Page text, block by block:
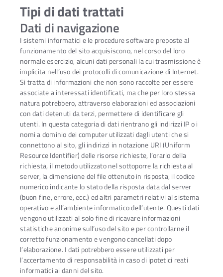
Tipi di dati trattati
Dati di navigazione
I sistemi informatici e le procedure software preposte al
funzionamento del sito acquisiscono, nel corso del loro
normale esercizio, alcuni dati personali la cui trasmissione è
implicita nell’uso dei protocolli di comunicazione di Internet.
Si tratta di informazioni che non sono raccolte per essere
associate a interessati identificati, ma che per loro stessa
natura potrebbero, attraverso elaborazioni ed associazioni
con dati detenuti da terzi, permettere di identificare gli
utenti. In questa categoria di dati rientrano gli indirizzi IP o i
nomi a dominio dei computer utilizzati dagli utenti che si
connettono al sito, gli indirizzi in notazione URI (Uniform
Resource Identifier) delle risorse richieste, l’orario della
richiesta, il metodo utilizzato nel sottoporre la richiesta al
server, la dimensione del file ottenuto in risposta, il codice
numerico indicante lo stato della risposta data dal server
(buon fine, errore, ecc.) ed altri parametri relativi al sistema
operativo e all’ambiente informatico dell’utente. Questi dati
vengono utilizzati al solo fine di ricavare informazioni
statistiche anonime sull’uso del sito e per controllarne il
corretto funzionamento e vengono cancellati dopo
l’elaborazione. I dati potrebbero essere utilizzati per
l’accertamento di responsabilità in caso di ipotetici reati
informatici ai danni del sito.